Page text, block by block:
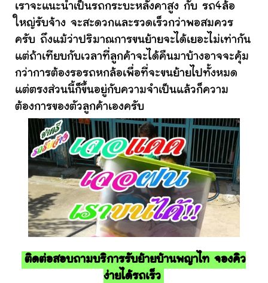
เราจะแนะนำเป็นรถกระบะหลังคาสูง กับ รถ4ล้อ
ใหญ่รับจ้าง จะสะดวกและรวดเร็วกว่าพอสมควร
ครับ ถึงแม้ว่าปริมาณการขนย้ายจะได้เยอะไม่เท่ากัน
แต่ถ้าเทียบกับเวลาที่ลูกค้าจะได้คืนมาบ้างอาจจะคุ้ม
กว่าการต้องรอรถหกล้อเพื่อที่จะขนย้ายไปทั้งหมด
แต่ตรงส่วนนี้ก็ขึ้นอยู่กับความจำเป็นแล้วก็ความ
ต้องการของตัวลูกค้าเองครับ
ติดต่อสอบถามบริการรับย้ายบ้านพญาไท จองคิว
ง่ายได้รถเร็ว